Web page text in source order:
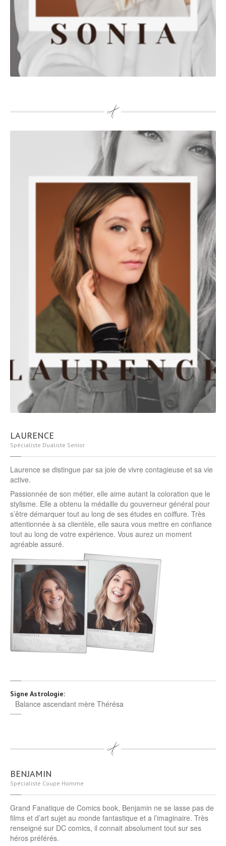
LAURENCE
Spécialiste Dualiste Senior
Laurence se distingue par sa joie de vivre contagieuse et sa vie
active.
Passionnée de son métier, elle aime autant la coloration que le
stylisme. Elle a obtenu la médaille du gouverneur général pour
s’être démarquer tout au long de ses études en coiffure. Très
attentionnée à sa clientèle, elle saura vous mettre en confiance
tout au long de votre expérience. Vous aurez un moment
agréable assuré.
Signe Astrologie:
Balance ascendant mère Thérésa
BENJAMIN
Spécialiste Coupe Homme
Grand Fanatique de Comics book, Benjamin ne se lasse pas de
films et d’art sujet au monde fantastique et a l’imaginaire. Très
renseigné sur DC comics, il connait absolument tout sur ses
héros préférés.